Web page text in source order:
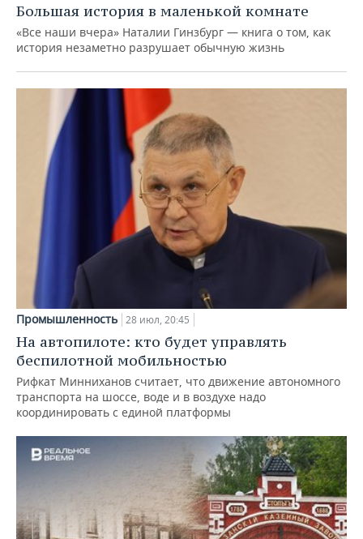
Большая история в маленькой комнате
«Все наши вчера» Наталии Гинзбург — книга о том, как
история незаметно разрушает обычную жизнь
Промышленность 28 июл, 20:45
На автопилоте: кто будет управлять
беспилотной мобильностью
Рифкат Минниханов считает, что движение автономного
транспорта на шоссе, воде и в воздухе надо
координировать с единой платформы